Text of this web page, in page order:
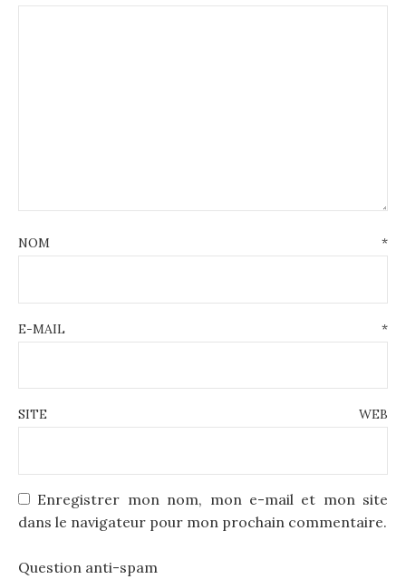
NOM *
E-MAIL *
SITE WEB
Enregistrer mon nom, mon e-mail et mon site
dans le navigateur pour mon prochain commentaire.
Question anti-spam